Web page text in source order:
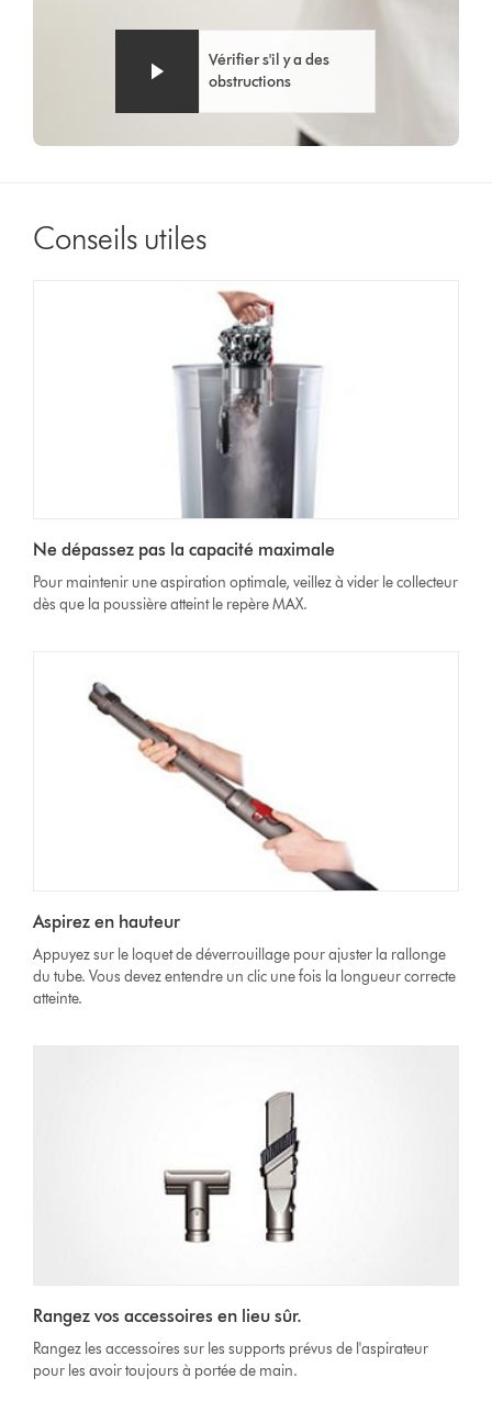
Vérifier s'il y a des
obstructions
Conseils utiles
Ne dépassez pas la capacité maximale
Pour maintenir une aspiration optimale, veillez à vider le collecteur
dès que la poussière atteint le repère MAX.
Aspirez en hauteur
Appuyez sur le loquet de déverrouillage pour ajuster la rallonge
du tube. Vous devez entendre un clic une fois la longueur correcte
atteinte.
Rangez vos accessoires en lieu sûr.
Rangez les accessoires sur les supports prévus de l'aspirateur
pour les avoir toujours à portée de main.